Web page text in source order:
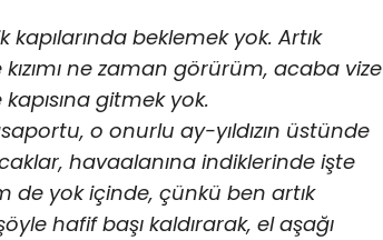
kapılarında beklemek yok. Artık
ne zaman görürüm, acaba vize
gitmek yok.
o onurlu ay-yıldızın üstünde
havaalanına indiklerinde işte
de yok içinde, çünkü ben artık
hafif başı kaldırarak, el aşağı